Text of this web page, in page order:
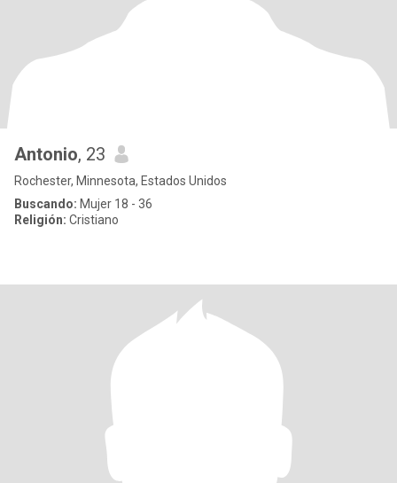
Antonio, 23
Rochester, Minnesota, Estados Unidos
Buscando: Mujer 18 - 36
Religión: Cristiano